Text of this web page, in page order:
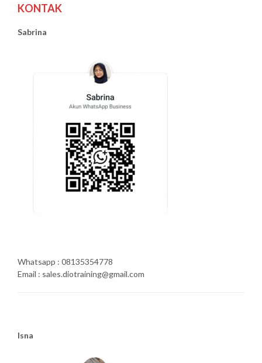
KONTAK
Sabrina
Whatsapp : 08135354778
Email : sales.diotraining@gmail.com
Isna